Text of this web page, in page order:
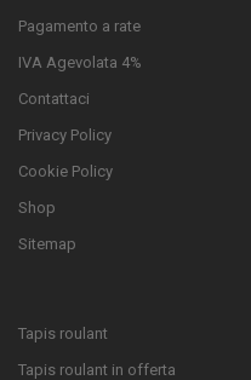
Pagamento a rate
IVA Agevolata 4%
Contattaci
Privacy Policy
Cookie Policy
Shop
Sitemap
Tapis roulant
Tapis roulant in offerta